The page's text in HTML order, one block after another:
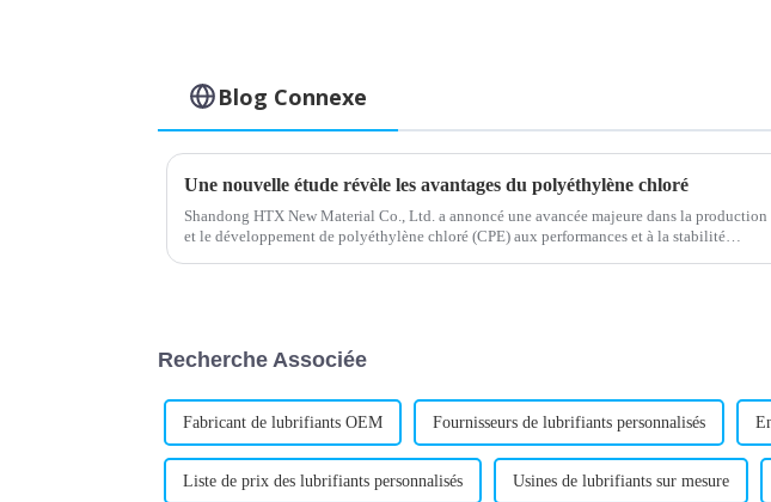
Blog Connexe
Une nouvelle étude révèle les avantages du polyéthylène chloré
Shandong HTX New Material Co., Ltd. a annoncé une avancée majeure dans la production
et le développement de polyéthylène chloré (CPE) aux performances et à la stabilité
Recherche Associée
Fabricant de lubrifiants OEM Fournisseurs de lubrifiants personnalisés
Liste de prix des lubrifiants personnalisés Usines de lubrifiants sur mesure